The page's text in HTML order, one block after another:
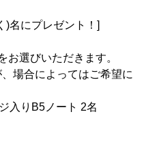
)名にプレゼント！]
選びいただきます。
場合によってはご希望に
入りB5ノート 2名